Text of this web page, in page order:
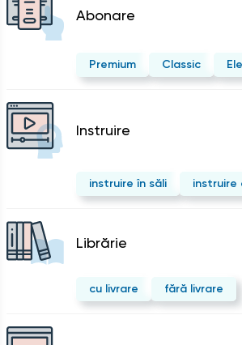
Abonare
Premium Classic
Instruire
instruire în săli instruire
Librărie
cu livrare fără livrare